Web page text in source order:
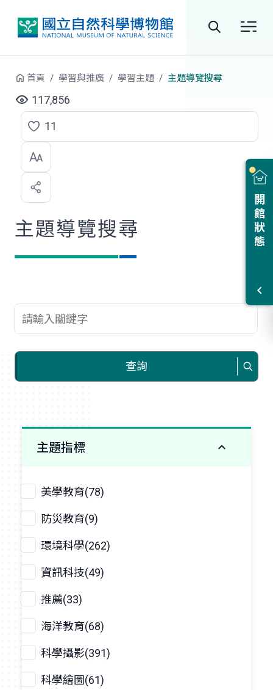
站
尋
開館狀態
首頁 學習與推廣 學習主題 主題導覽搜尋
117,856
點
選
喜
歡
11
主題導覽搜尋
查詢關鍵字
查詢
主題指標
美學教育(78)
防災教育(9)
環境科學(262)
資訊科技(49)
推薦(33)
海洋教育(68)
科學攝影(391)
科學繪圖(61)